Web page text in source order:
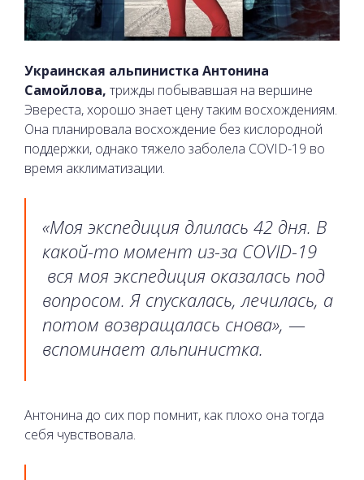
Украинская альпинистка Антонина
Самойлова, трижды побывавшая на вершине
Эвереста, хорошо знает цену таким восхождениям.
Она планировала восхождение без кислородной
поддержки, однако тяжело заболела COVID-19 во
время акклиматизации.
«Моя экспедиция длилась 42 дня. В
какой-то момент из-за COVID-19
вся моя экспедиция оказалась под
вопросом. Я спускалась, лечилась, а
потом возвращалась снова», —
вспоминает альпинистка.
Антонина до сих пор помнит, как плохо она тогда
себя чувствовала.